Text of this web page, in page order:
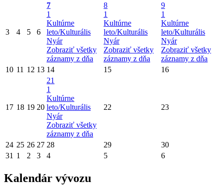
3 4 5 6
7
1
Kultúrne
leto/Kulturális
Nyár
Zobraziť všetky
záznamy z dňa
8
1
Kultúrne
leto/Kulturális
Nyár
Zobraziť všetky
záznamy z dňa
9
1
Kultúrne
leto/Kulturális
Nyár
Zobraziť všetky
záznamy z dňa
10 11 12 13 14 15 16
17 18 19 20
21
1
Kultúrne
leto/Kulturális
Nyár
Zobraziť všetky
záznamy z dňa
22 23
24 25 26 27 28 29
30
31 1 2 3 4 5 6
Kalendár vývozu